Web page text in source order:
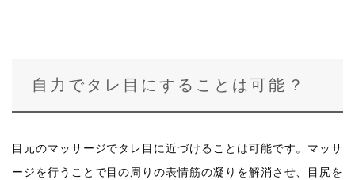
自力でタレ目にすることは可能？
目元のマッサージでタレ目に近づけることは可能です。マッサ
ージを行うことで目の周りの表情筋の凝りを解消させ、目尻を